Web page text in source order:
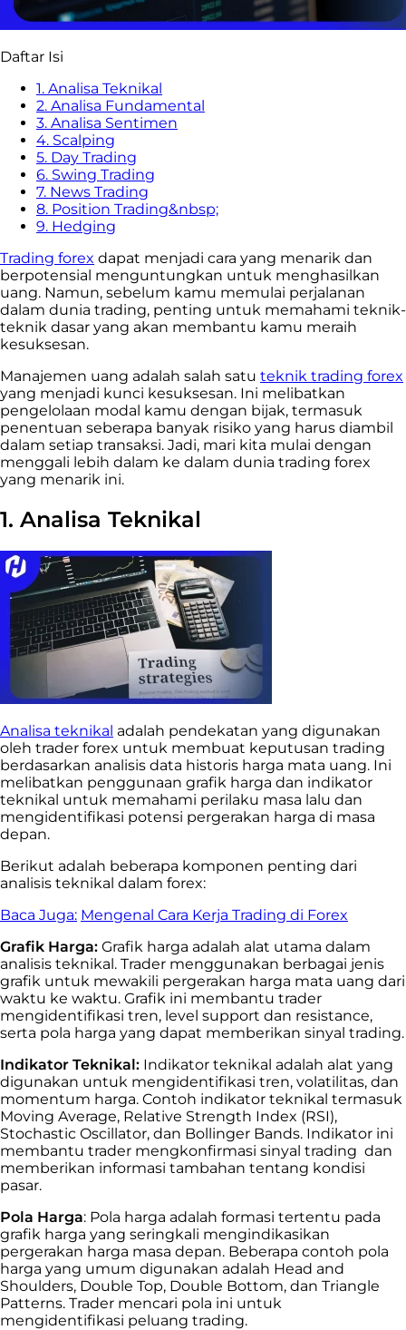
Daftar Isi
1. Analisa Teknikal
2. Analisa Fundamental
3. Analisa Sentimen
4. Scalping
5. Day Trading
6. Swing Trading
7. News Trading
8. Position Trading&nbsp;
9. Hedging
Trading forex dapat menjadi cara yang menarik dan
berpotensial menguntungkan untuk menghasilkan
uang. Namun, sebelum kamu memulai perjalanan
dalam dunia trading, penting untuk memahami teknik-
teknik dasar yang akan membantu kamu meraih
kesuksesan.
Manajemen uang adalah salah satu teknik trading forex
yang menjadi kunci kesuksesan. Ini melibatkan
pengelolaan modal kamu dengan bijak, termasuk
penentuan seberapa banyak risiko yang harus diambil
dalam setiap transaksi. Jadi, mari kita mulai dengan
menggali lebih dalam ke dalam dunia trading forex
yang menarik ini.
1. Analisa Teknikal
Analisa teknikal adalah pendekatan yang digunakan
oleh trader forex untuk membuat keputusan trading
berdasarkan analisis data historis harga mata uang. Ini
melibatkan penggunaan grafik harga dan indikator
teknikal untuk memahami perilaku masa lalu dan
mengidentifikasi potensi pergerakan harga di masa
depan.
Berikut adalah beberapa komponen penting dari
analisis teknikal dalam forex:
Baca Juga: Mengenal Cara Kerja Trading di Forex
Grafik Harga: Grafik harga adalah alat utama dalam
analisis teknikal. Trader menggunakan berbagai jenis
grafik untuk mewakili pergerakan harga mata uang dari
waktu ke waktu. Grafik ini membantu trader
mengidentifikasi tren, level support dan resistance,
serta pola harga yang dapat memberikan sinyal trading.
Indikator Teknikal: Indikator teknikal adalah alat yang
digunakan untuk mengidentifikasi tren, volatilitas, dan
momentum harga. Contoh indikator teknikal termasuk
Moving Average, Relative Strength Index (RSI),
Stochastic Oscillator, dan Bollinger Bands. Indikator ini
membantu trader mengkonfirmasi sinyal trading dan
memberikan informasi tambahan tentang kondisi
pasar.
Pola Harga: Pola harga adalah formasi tertentu pada
grafik harga yang seringkali mengindikasikan
pergerakan harga masa depan. Beberapa contoh pola
harga yang umum digunakan adalah Head and
Shoulders, Double Top, Double Bottom, dan Triangle
Patterns. Trader mencari pola ini untuk
mengidentifikasi peluang trading.